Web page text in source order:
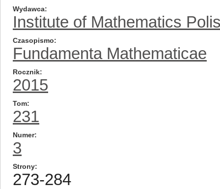
Wydawca
Institute of Mathematics
Czasopismo
Fundamenta Mathematicae
Rocznik
2015
Tom
231
Numer
3
Strony
273-284